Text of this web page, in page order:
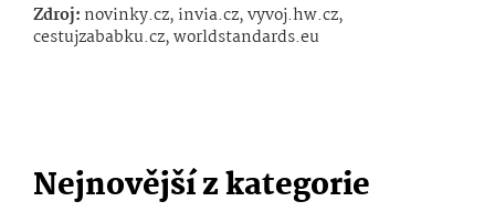
Zdroj: novinky.cz, invia.cz, vyvoj.hw.cz,
cestujzababku.cz, worldstandards.eu
Nejnovější z kategorie